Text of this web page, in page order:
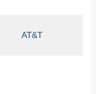
AT&T